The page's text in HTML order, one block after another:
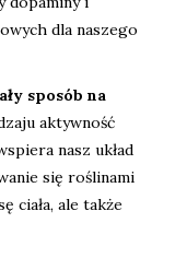
dla naszego
sposób na
aktywność
nasz układ
się roślinami
ciała, ale także